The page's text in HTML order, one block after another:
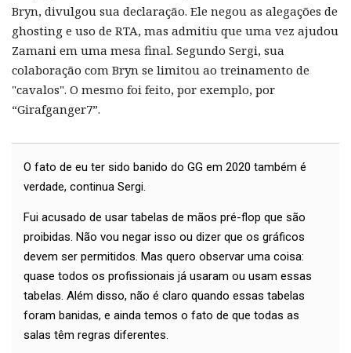
Bryn, divulgou sua declaração. Ele negou as alegações de
ghosting e uso de RTA, mas admitiu que uma vez ajudou
Zamani em uma mesa final. Segundo Sergi, sua
colaboração com Bryn se limitou ao treinamento de
"cavalos". O mesmo foi feito, por exemplo, por
“Girafganger7”.
O fato de eu ter sido banido do GG em 2020 também é
verdade, continua Sergi.
Fui acusado de usar tabelas de mãos pré-flop que são
proibidas. Não vou negar isso ou dizer que os gráficos
devem ser permitidos. Mas quero observar uma coisa:
quase todos os profissionais já usaram ou usam essas
tabelas. Além disso, não é claro quando essas tabelas
foram banidas, e ainda temos o fato de que todas as
salas têm regras diferentes.